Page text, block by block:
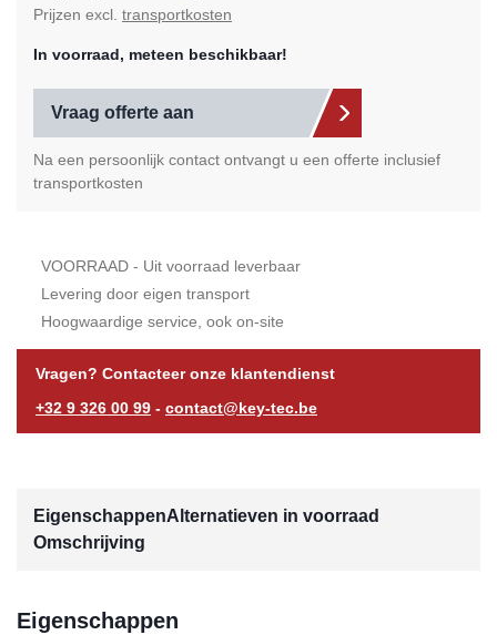
Prijzen excl. transportkosten
In voorraad, meteen beschikbaar!
Vraag offerte aan
Na een persoonlijk contact ontvangt u een offerte inclusief
transportkosten
VOORRAAD - Uit voorraad leverbaar
Levering door eigen transport
Hoogwaardige service, ook on-site
Vragen? Contacteer onze klantendienst
+32 9 326 00 99 - contact@key-tec.be
EigenschappenAlternatieven in voorraad
Omschrijving
Eigenschappen